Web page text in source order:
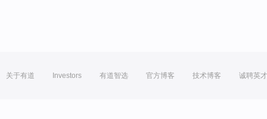
关于有道 Investors 有道智选 官方博客 技术博客 诚聘英才